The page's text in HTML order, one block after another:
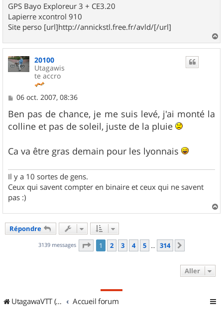
GPS Bayo Exploreur 3 + CE3.20
Lapierre xcontrol 910
Site perso [url]http://annickstl.free.fr/avld/[/url]
a
20100
Utagawis
te accro
M
s
s
a
06 oct. 2007, 08:36
Ben pas de chance, je me suis levé, j'ai monté la
colline et pas de soleil, juste de la pluie
Ca va être gras demain pour les lyonnais
Il y a 10 sortes de gens.
Ceux qui savent compter en binaire et ceux qui ne savent
pas :)
a
Répondre
3139 messages Page 1sur 314
1 2 3 4 5 … 314
Aller
UtagawaVTT (Randos VTT et VTTAE avec traces GPS) Accueil forum